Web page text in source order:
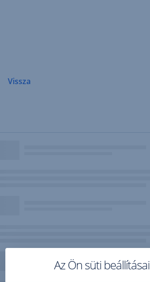
Vissza
Az Ön süti beállításai